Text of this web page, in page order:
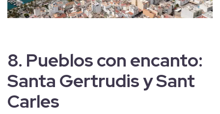
8. Pueblos con encanto:
Santa Gertrudis y Sant
Carles